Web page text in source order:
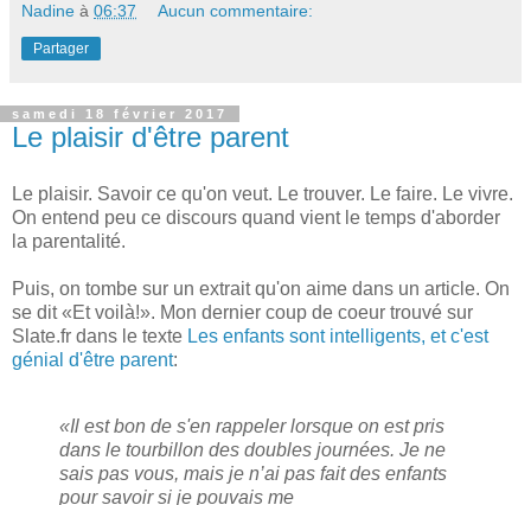
Nadine à 06:37 Aucun commentaire:
Partager
samedi 18 février 2017
Le plaisir d'être parent
Le plaisir. Savoir ce qu'on veut. Le trouver. Le faire. Le vivre.
On entend peu ce discours quand vient le temps d'aborder
la parentalité.
Puis, on tombe sur un extrait qu'on aime dans un article. On
se dit «Et voilà!». Mon dernier coup de coeur trouvé sur
Slate.fr dans le texte Les enfants sont intelligents, et c'est
génial d'être parent:
«Il est bon de s'en rappeler lorsque on est pris
dans le tourbillon des doubles journées. Je ne
sais pas vous, mais je n’ai pas fait des enfants
pour savoir si je pouvais me